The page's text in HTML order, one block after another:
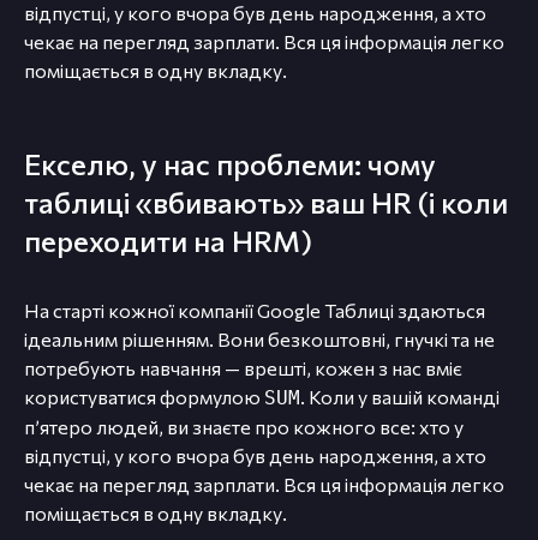
відпустці, у кого вчора був день народження, а хто
чекає на перегляд зарплати. Вся ця інформація легко
поміщається в одну вкладку.
Екселю, у нас проблеми: чому
таблиці «вбивають» ваш HR (і коли
переходити на HRM)
На старті кожної компанії Google Таблиці здаються
ідеальним рішенням. Вони безкоштовні, гнучкі та не
потребують навчання — врешті, кожен з нас вміє
користуватися формулою SUM. Коли у вашій команді
п’ятеро людей, ви знаєте про кожного все: хто у
відпустці, у кого вчора був день народження, а хто
чекає на перегляд зарплати. Вся ця інформація легко
поміщається в одну вкладку.